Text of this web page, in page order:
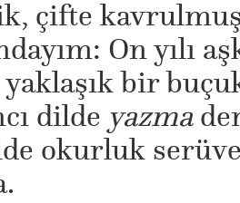
çifte
On yılı
bir
dilde yazma
okurluk